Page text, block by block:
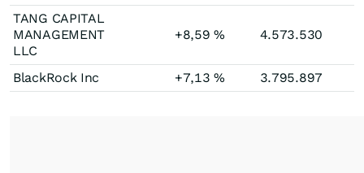
TANG CAPITAL
MANAGEMENT
LLC
+8,59% 4.573.530
BlackRock Inc +7,13% 3.795.897